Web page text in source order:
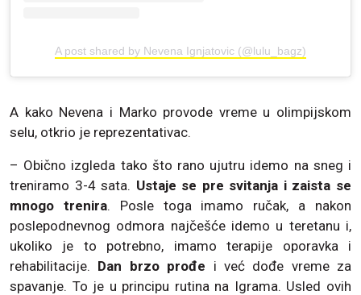
A post shared by Nevena Ignjatovic (@lulu_bagz)
A kako Nevena i Marko provode vreme u olimpijskom
selu, otkrio je reprezentativac.
– Obično izgleda tako što rano ujutru idemo na sneg i
treniramo 3-4 sata. Ustaje se pre svitanja i zaista se
mnogo trenira. Posle toga imamo ručak, a nakon
poslepodnevnog odmora najčešće idemo u teretanu i,
ukoliko je to potrebno, imamo terapije oporavka i
rehabilitacije. Dan brzo prođe i već dođe vreme za
spavanje. To je u principu rutina na Igrama. Usled ovih